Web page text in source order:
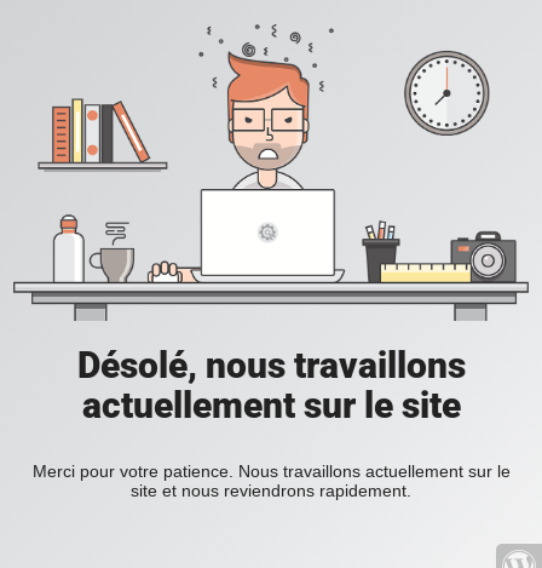
Désolé, nous travaillons
actuellement sur le site
Merci pour votre patience. Nous travaillons actuellement sur le
site et nous reviendrons rapidement.